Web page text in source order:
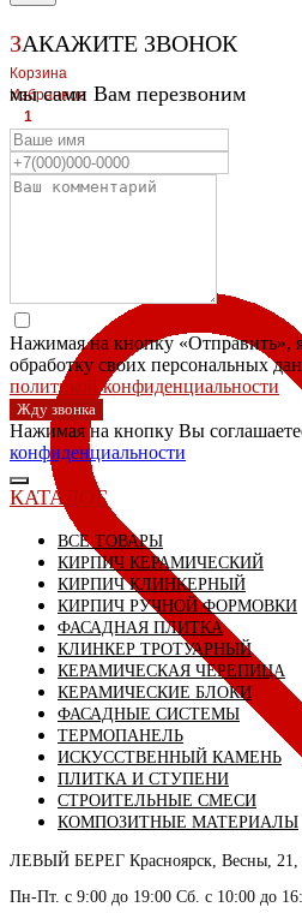
Корзина
Избранное
1
1
ЛЕВЫЙ БЕРЕГ
ЗАКАЖИТЕ ЗВОНОК
мы сами Вам перезвоним
Нажимая на кнопку «Отправить»,
обработку своих персональных
политикой конфиденциальности
Жду звонка
Нажимая на кнопку Вы
конфиденциальности
КАТАЛОГ
ВСЕ ТОВАРЫ
КИРПИЧ КЕРАМИЧЕСКИЙ
КИРПИЧ КЛИНКЕРНЫЙ
КИРПИЧ РУЧНОЙ ФОРМОВКИ
ФАСАДНАЯ ПЛИТКА
КЛИНКЕР ТРОТУАРНЫЙ
КЕРАМИЧЕСКАЯ ЧЕРЕПИЦА
КЕРАМИЧЕСКИЕ БЛОКИ
ФАСАДНЫЕ СИСТЕМЫ
ТЕРМОПАНЕЛЬ
ИСКУССТВЕННЫЙ КАМЕНЬ
ПЛИТКА И СТУПЕНИ
СТРОИТЕЛЬНЫЕ СМЕСИ
КОМПОЗИТНЫЕ МАТЕРИАЛЫ
ЛЕВЫЙ БЕРЕГ Красноярск, Весны,
Пн-Пт. с 9:00 до 19:00 Сб. с 10:00 до